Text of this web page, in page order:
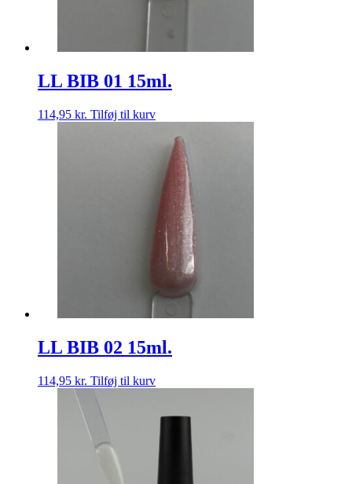
LL BIB 01 15ml.
114,95 kr. Tilføj til kurv
LL BIB 02 15ml.
114,95 kr. Tilføj til kurv